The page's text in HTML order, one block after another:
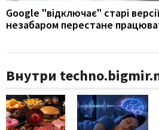
Google "відключає" старі
незабаром перестане
Внутри